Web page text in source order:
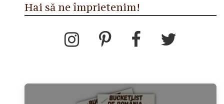
Hai să ne împrietenim!